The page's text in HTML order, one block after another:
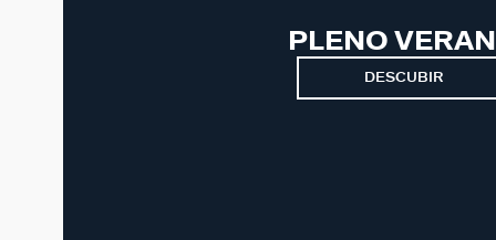
PLENO
DESCUBIR